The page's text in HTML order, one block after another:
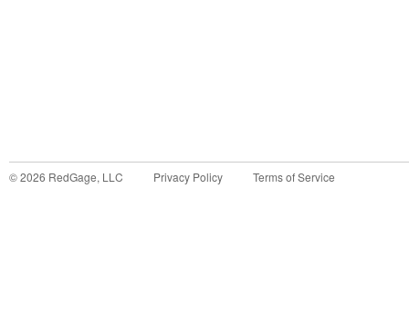
©2026 RedGage, LLC Privacy Policy Terms of Service